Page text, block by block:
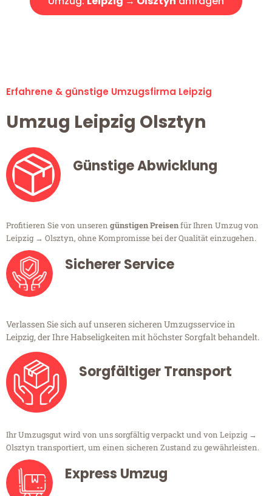
Erfahrene & günstige Umzugsfirma Leipzig
Umzug Leipzig Olsztyn
Günstige Abwicklung
Profitieren Sie von unseren günstigen Preisenfür Ihren Umzug von
Leipzig → Olsztyn, ohne Kompromisse bei der Qualität einzugehen.
Sicherer Service
Verlassen Sie sich auf unseren sicheren Umzugsservice in
Leipzig, der Ihre Habseligkeiten mit höchster Sorgfalt behandelt.
Sorgfältiger Transport
Ihr Umzugsgut wird von uns sorgfältig verpackt und von Leipzig →
Olsztyn transportiert, um einen sicheren Zustand zu gewährleisten.
Express Umzug